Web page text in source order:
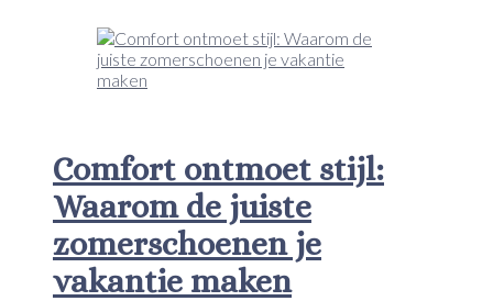
Comfort ontmoet stijl:
Waarom de juiste
zomerschoenen je
vakantie maken